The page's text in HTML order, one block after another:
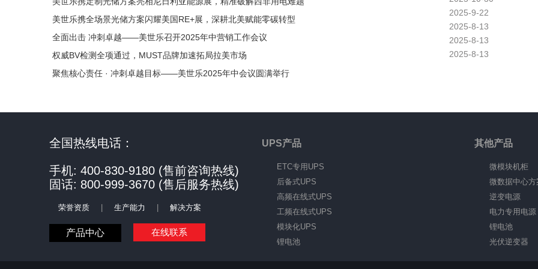
2025-9-22
美世乐携全场景光储方案闪耀美国RE+展，深耕北美赋能零碳转型
2025-8-13
全面出击 冲刺卓越——美世乐召开2025年中营销工作会议
2025-8-13
权威BV检测全项通过，MUST品牌加速拓局拉美市场
2025-8-13
聚焦核心责任 · 冲刺卓越目标——美世乐2025年中会议圆满举行
全国热线电话：
手机: 400-830-9180 (售前咨询热线)
固话: 800-999-3670 (售后服务热线)
荣誉资质 生产能力 解决方案
产品中心 在线联系
UPS产品
ETC专用UPS
后备式UPS
高频在线式UPS
工频在线式UPS
模块化UPS
锂电池
其他产品
微模块机柜
微数据中心方
逆变电源
电力专用电源
锂电池
光伏逆变器